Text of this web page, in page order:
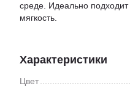
среде. Идеально подходит
мягкость.
Характеристики
Цвет